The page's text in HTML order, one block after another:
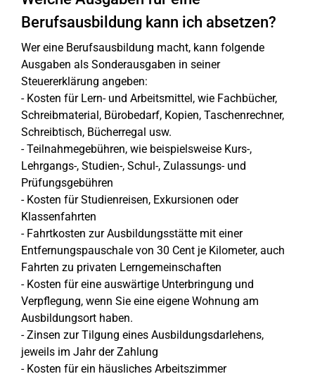
Berufsausbildung kann ich absetzen?
Wer eine Berufsausbildung macht, kann folgende
Ausgaben als Sonderausgaben in seiner
Steuererklärung angeben:
- Kosten für Lern- und Arbeitsmittel, wie Fachbücher,
Schreibmaterial, Bürobedarf, Kopien, Taschenrechner,
Schreibtisch, Bücherregal usw.
- Teilnahmegebühren, wie beispielsweise Kurs-,
Lehrgangs-, Studien-, Schul-, Zulassungs- und
Prüfungsgebühren
- Kosten für Studienreisen, Exkursionen oder
Klassenfahrten
- Fahrtkosten zur Ausbildungsstätte mit einer
Entfernungspauschale von 30 Cent je Kilometer, auch
Fahrten zu privaten Lerngemeinschaften
- Kosten für eine auswärtige Unterbringung und
Verpflegung, wenn Sie eine eigene Wohnung am
Ausbildungsort haben.
- Zinsen zur Tilgung eines Ausbildungsdarlehens,
jeweils im Jahr der Zahlung
- Kosten für ein häusliches Arbeitszimmer